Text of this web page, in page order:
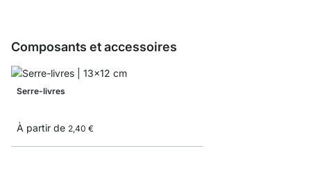
Composants et accessoires
Serre-livres
À partir de 2,40 €